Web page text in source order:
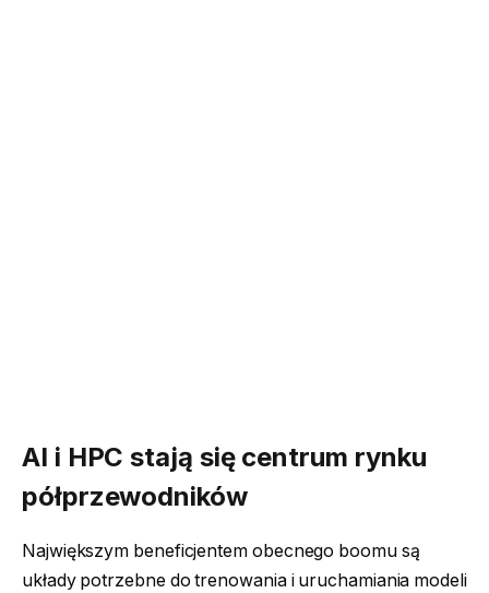
AI i HPC stają się centrum rynku
półprzewodników
Największym beneficjentem obecnego boomu są
układy potrzebne do trenowania i uruchamiania modeli